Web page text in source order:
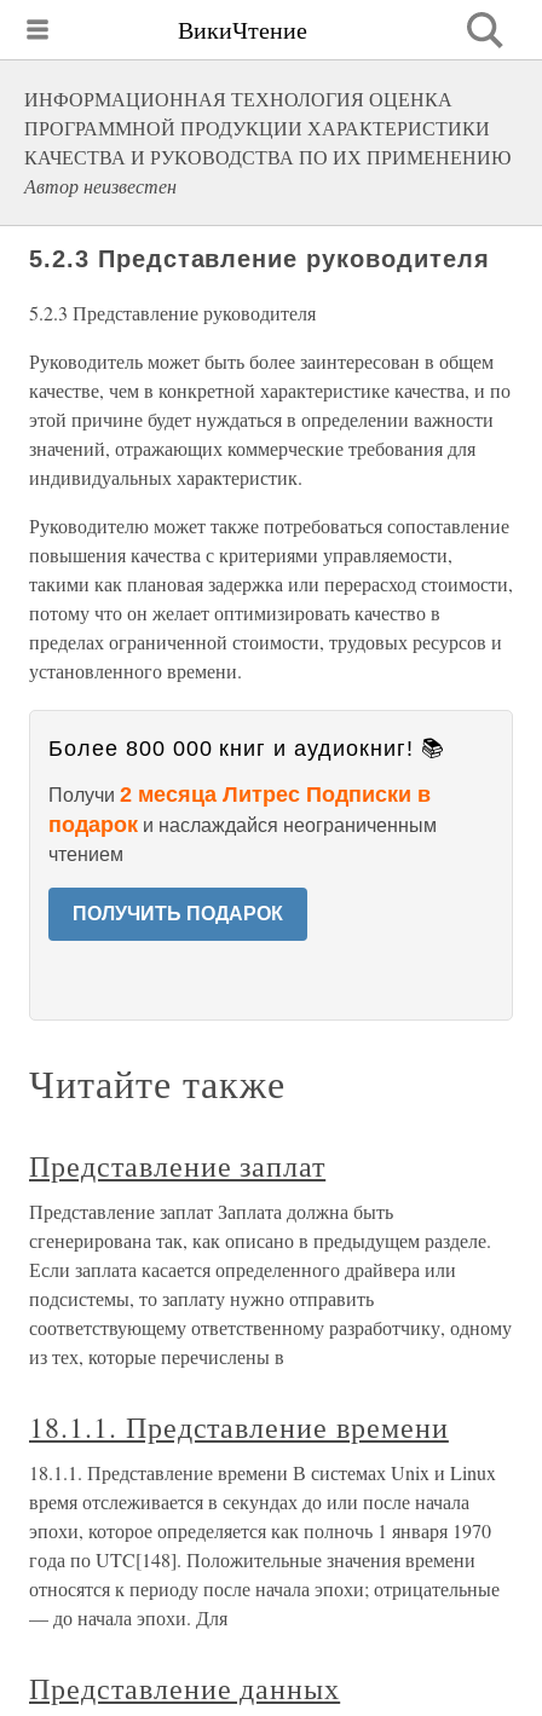
ВикиЧтение
ИНФОРМАЦИОННАЯ ТЕХНОЛОГИЯ ОЦЕНКА
ПРОГРАММНОЙ ПРОДУКЦИИ ХАРАКТЕРИСТИКИ
КАЧЕСТВА И РУКОВОДСТВА ПО ИХ ПРИМЕНЕНИЮ
Автор неизвестен
5.2.3 Представление руководителя
5.2.3 Представление руководителя
Руководитель может быть более заинтересован в общем
качестве, чем в конкретной характеристике качества, и по
этой причине будет нуждаться в определении важности
значений, отражающих коммерческие требования для
индивидуальных характеристик.
Руководителю может также потребоваться сопоставление
повышения качества с критериями управляемости,
такими как плановая задержка или перерасход стоимости,
потому что он желает оптимизировать качество в
пределах ограниченной стоимости, трудовых ресурсов и
установленного времени.
Более 800 000 книг и аудиокниг! 📚
Получи 2 месяца Литрес Подписки в
подарок и наслаждайся неограниченным
чтением
ПОЛУЧИТЬ ПОДАРОК
Читайте также
Представление заплат
Представление заплат Заплата должна быть
сгенерирована так, как описано в предыдущем разделе.
Если заплата касается определенного драйвера или
подсистемы, то заплату нужно отправить
соответствующему ответственному разработчику, одному
из тех, которые перечислены в
18.1.1. Представление времени
18.1.1. Представление времени В системах Unix и Linux
время отслеживается в секундах до или после начала
эпохи, которое определяется как полночь 1 января 1970
года по UTC[148]. Положительные значения времени
относятся к периоду после начала эпохи; отрицательные
— до начала эпохи. Для
Представление данных